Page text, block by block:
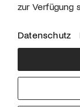
Über uns
zur Verfügung
Datenschutz